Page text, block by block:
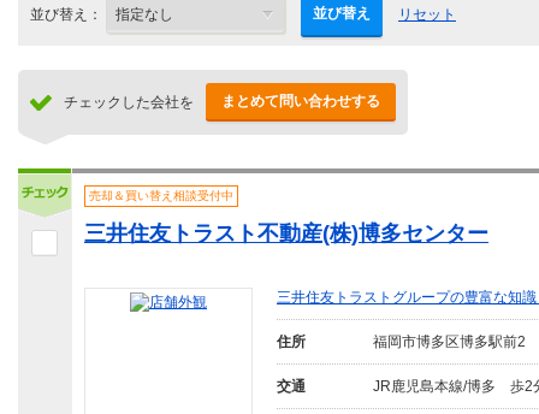
並び替え： 並び替え リセット
チェックした会社を まとめて問い合わせする
売却＆買い替え相談受付中
三井住友トラスト不動産(株)博多センター
三井住友トラストグループの豊富な知
住所 福岡市博多区博多駅前2
交通 JR鹿児島本線/博多 歩2